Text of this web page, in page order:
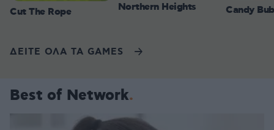
Cut The Rope Northern Heights Candy
ΔΕΙΤΕ ΟΛΑ ΤΑ GAMES
Best of Network